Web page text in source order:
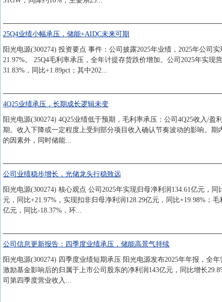
25Q4业绩小幅承压，储能+AIDC未来可期
阳光电源(300274) 投资要点 事件：公司披露2025年业绩，2025年公司
21.97%。 25Q4毛利率承压，全年计提存货跌价增加。公司2025年实现
31.83%，同比+1.89pct；其中202...
4Q25业绩承压，长期成长逻辑未变
阳光电源(300274) 4Q25业绩低于预期，毛利率承压：公司4Q25收入/
期。收入下降或一定程度上受到部分项目收入确认节奏波动的影响。
的因素外，同时储能...
公司业绩稳步增长，光储龙头行稳致远
阳光电源(300274) 核心观点 公司2025年实现归母净利润134.61亿元，
元，同比+21.97%，实现扣非归母净利润128.29亿元，同比+19.98%；
亿元，同比-18.37%，环...
公司信息更新报告：四季度业绩承压，储能高景气持续
阳光电源(300274) 四季度业绩短期承压 阳光电源发布2025年年报，全
激励基金影响后的归属于上市公司股东的净利润143亿元，同比增长
司第四季度营业收入...